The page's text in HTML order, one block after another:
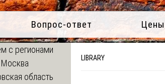
Вопрос-ответ
LIBRARY
с регионами
область